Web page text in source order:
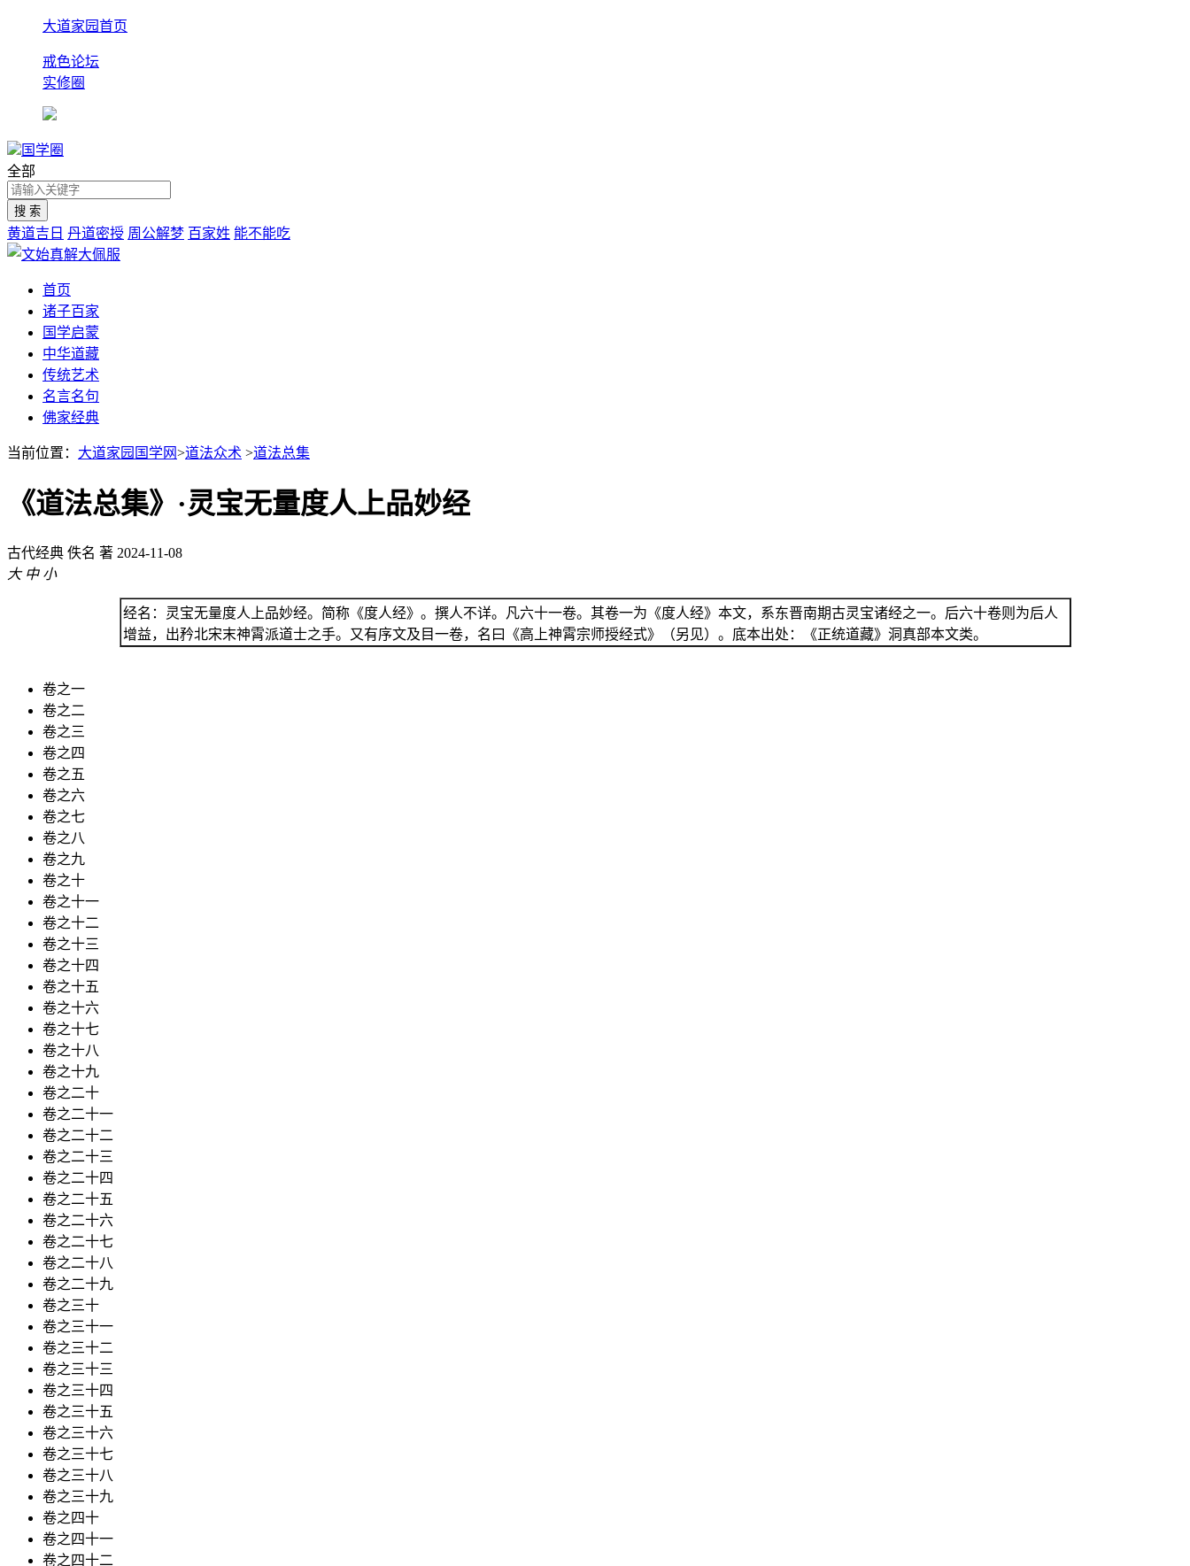
大道家园首页
戒色论坛
实修圈
国学圈
全部
黄道吉日 丹道密授 周公解梦 百家姓 能不能吃
首页
诸子百家
国学启蒙
中华道藏
传统艺术
名言名句
佛家经典
当前位置： 大道家园国学网>道法众术 >道法总集
《道法总集》·灵宝无量度人上品妙经
古代经典 佚名 著 2024-11-08
大 中 小
经名：灵宝无量度人上品妙经。简称《度人经》。撰人不详。凡六十一卷。其卷一为《度人经》本文，系东晋南期古灵宝诸经之一。后六十卷则为后人
增益，出矜北宋末神霄派道士之手。又有序文及目一卷，名曰《高上神霄宗师授经式》（另见）。底本出处：《正统道藏》洞真部本文类。
卷之一
卷之二
卷之三
卷之四
卷之五
卷之六
卷之七
卷之八
卷之九
卷之十
卷之十一
卷之十二
卷之十三
卷之十四
卷之十五
卷之十六
卷之十七
卷之十八
卷之十九
卷之二十
卷之二十一
卷之二十二
卷之二十三
卷之二十四
卷之二十五
卷之二十六
卷之二十七
卷之二十八
卷之二十九
卷之三十
卷之三十一
卷之三十二
卷之三十三
卷之三十四
卷之三十五
卷之三十六
卷之三十七
卷之三十八
卷之三十九
卷之四十
卷之四十一
卷之四十二